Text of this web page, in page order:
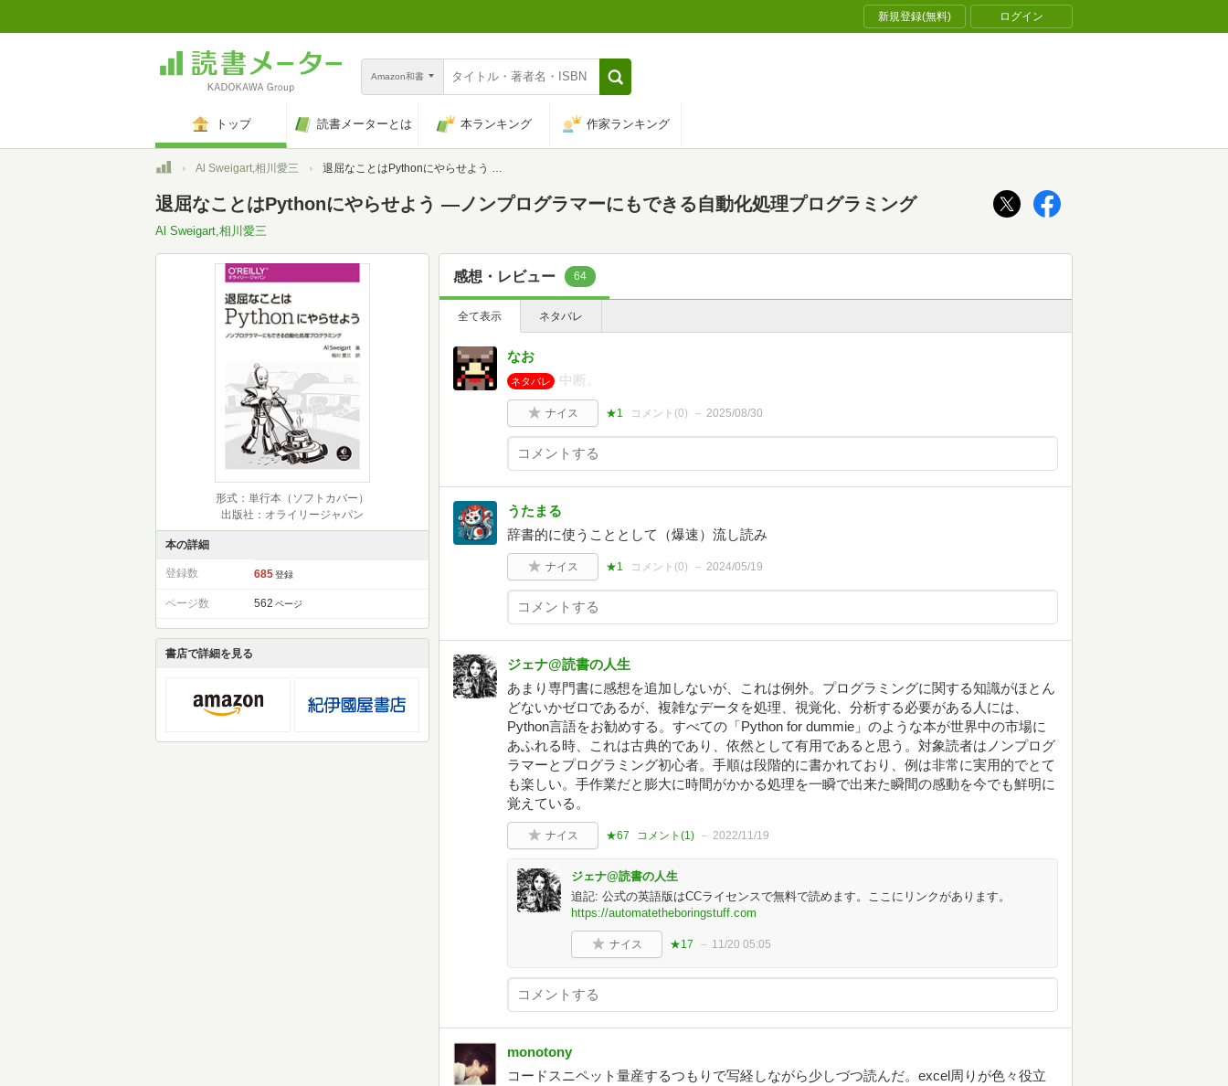
新規登録(無料) ログイン
Amazon和書
トップ 読書メーターとは 本ランキング 作家ランキング
トップAl Sweigart,相川愛三 退屈なことはPythonにやらせよう ―ノンプログラマーにもできる自動化処理プログラミング
退屈なことはPythonにやらせよう ―ノンプログラマーにもできる自動化処理プログラミング
Al Sweigart,相川愛三
形式：単行本（ソフトカバー）
出版社：オライリージャパン
本の詳細
登録数 685 登録
ページ数 562 ページ
書店で詳細を見る
感想・レビュー 64
全て表示 ネタバレ
なお
ネタバレ 中断。
ナイス ★1 コメント(0) 2025/08/30
うたまる
辞書的に使うこととして（爆速）流し読み
ナイス ★1 コメント(0) 2024/05/19
ジェナ@読書の人生
あまり専門書に感想を追加しないが、これは例外。プログラミングに関する知識がほとん
どないかゼロであるが、複雑なデータを処理、視覚化、分析する必要がある人には、
Python言語をお勧めする。すべての「Python for dummie」のような本が世界中の市場に
あふれる時、これは古典的であり、依然として有用であると思う。対象読者はノンプログ
ラマーとプログラミング初心者。手順は段階的に書かれており、例は非常に実用的でとて
も楽しい。手作業だと膨大に時間がかかる処理を一瞬で出来た瞬間の感動を今でも鮮明に
覚えている。
ナイス ★67 コメント(1) 2022/11/19
ジェナ@読書の人生
追記: 公式の英語版はCCライセンスで無料で読めます。ここにリンクがあります。
https://automatetheboringstuff.com
ナイス ★17 11/20 05:05
monotony
コードスニペット量産するつもりで写経しながら少しづつ読んだ。excel周りが色々役立